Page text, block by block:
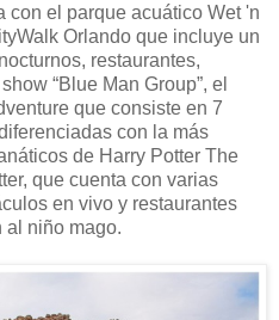
con el parque acuático Wet 'n
Orlando que incluye un
restaurantes,
“Blue Man Group”, el
que consiste en 7
con la más
de Harry Potter The
que cuenta con varias
en vivo y restaurantes
al niño mago.